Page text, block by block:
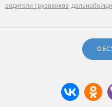
водители грузовиков